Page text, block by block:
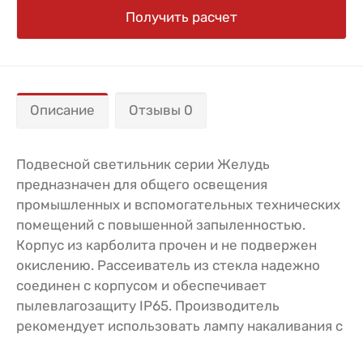
Получить расчет
Описание Отзывы 0
Подвесной светильник серии Желудь
предназначен для общего освещения
промышленных и вспомогательных технических
помещений с повышенной запыленностью.
Корпус из карболита прочен и не подвержен
окислению. Рассеиватель из стекла надежно
соединен с корпусом и обеспечивает
пылевлагозащиту IP65. Производитель
рекомендует использовать лампу накаливания с